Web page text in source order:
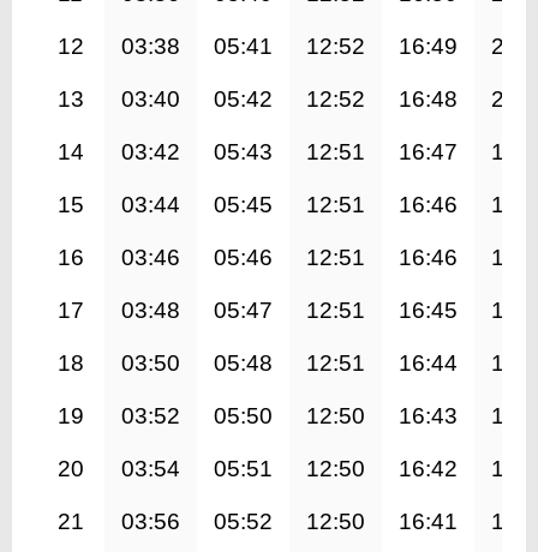
12 03:38 05:41 12:52 16:49
13 03:40 05:42 12:52 16:48
14 03:42 05:43 12:51 16:47
15 03:44 05:45 12:51 16:46
16 03:46 05:46 12:51 16:46
17 03:48 05:47 12:51 16:45
18 03:50 05:48 12:51 16:44
19 03:52 05:50 12:50 16:43
20 03:54 05:51 12:50 16:42
21 03:56 05:52 12:50 16:41